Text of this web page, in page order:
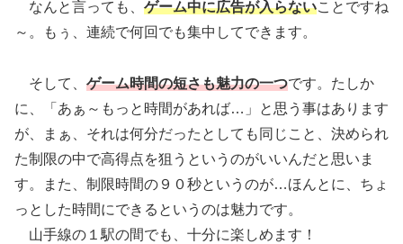
なんと言っても、 ゲーム中に広告が入らないことですね
～。もぅ、連続で何回でも集中してできます。
そして、 ゲーム時間の短さも魅力の一つです。たしか
に、「あぁ～もっと時間があれば…」と思う事はあります
が、まぁ、それは何分だったとしても同じこと、決められ
た制限の中で高得点を狙うというのがいいんだと思いま
す。また、制限時間の９０秒というのが…ほんとに、ちょ
っとした時間にできるというのは魅力です。
山手線の１駅の間でも、十分に楽しめます！